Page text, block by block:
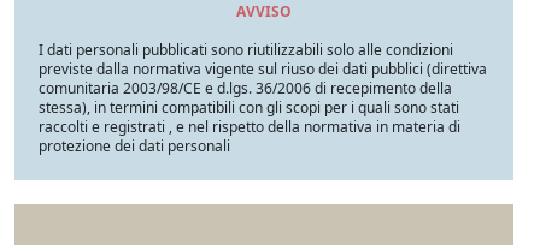
AVVISO
I dati personali pubblicati sono riutilizzabili solo alle condizioni
previste dalla normativa vigente sul riuso dei dati pubblici (direttiva
comunitaria 2003/98/CE e d.lgs. 36/2006 di recepimento della
stessa), in termini compatibili con gli scopi per i quali sono stati
raccolti e registrati , e nel rispetto della normativa in materia di
protezione dei dati personali